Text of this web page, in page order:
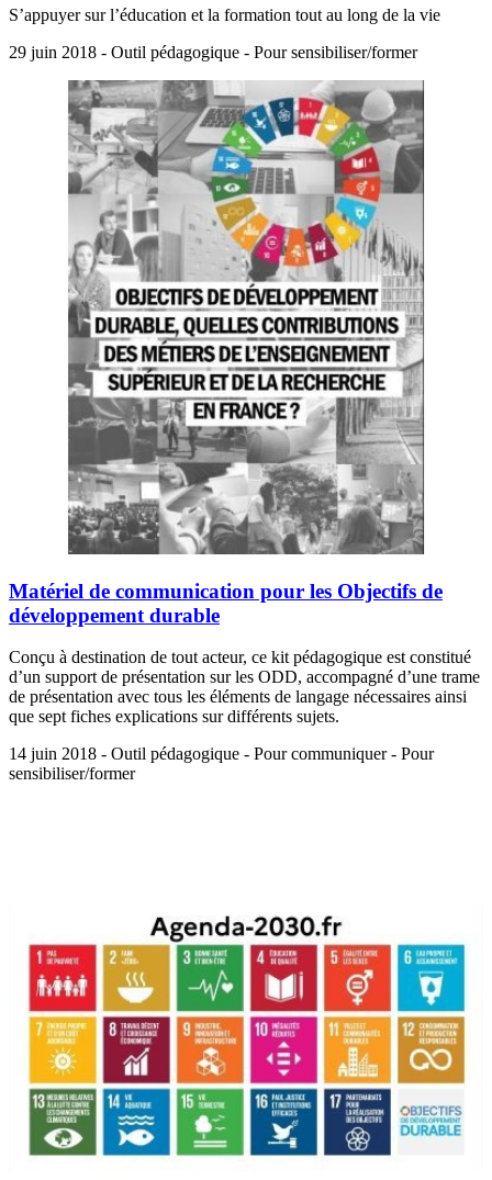
S’appuyer sur l’éducation et la formation tout au long de la vie
29 juin 2018 - Outil pédagogique - Pour sensibiliser/former
Matériel de communication pour les Objectifs de
développement durable
Conçu à destination de tout acteur, ce kit pédagogique est constitué
d’un support de présentation sur les ODD, accompagné d’une trame
de présentation avec tous les éléments de langage nécessaires ainsi
que sept fiches explications sur différents sujets.
14 juin 2018 - Outil pédagogique - Pour communiquer - Pour
sensibiliser/former